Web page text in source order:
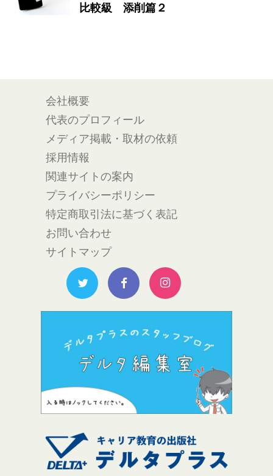
比較級 添削篇２
会社概要
代表のプロフィール
メディア掲載・取材の依頼
採用情報
関連サイトの案内
プライバシーポリシー
特定商取引法に基づく表記
お問い合わせ
サイトマップ